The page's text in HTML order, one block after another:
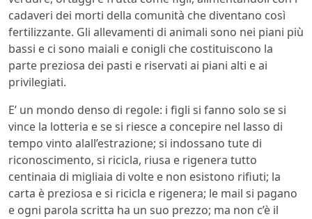
cadaveri dei morti della comunità che diventano così
fertilizzante. Gli allevamenti di animali sono nei piani più
bassi e ci sono maiali e conigli che costituiscono la
parte preziosa dei pasti e riservati ai piani alti e ai
privilegiati.
E’ un mondo denso di regole: i figli si fanno solo se si
vince la lotteria e se si riesce a concepire nel lasso di
tempo vinto alall’estrazione; si indossano tute di
riconoscimento, si ricicla, riusa e rigenera tutto
centinaia di migliaia di volte e non esistono rifiuti; la
carta è preziosa e si ricicla e rigenera; le mail si pagano
e ogni parola scritta ha un suo prezzo; ma non c’è il